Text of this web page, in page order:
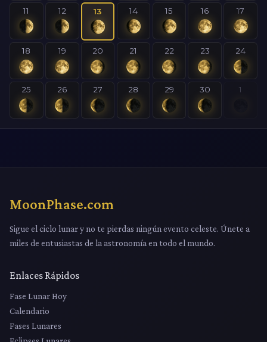
11 12 13 14 15 16 17
18 19 20 21 22 23 24
25 26 27 28 29 30 1
MoonPhase.com
Sigue el ciclo lunar y no te pierdas ningún evento celeste. Únete a
miles de entusiastas de la astronomía en todo el mundo.
Enlaces Rápidos
Fase Lunar Hoy
Calendario
Fases Lunares